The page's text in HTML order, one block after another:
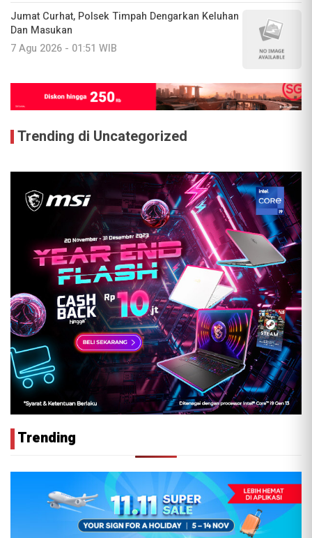
Jumat Curhat, Polsek Timpah Dengarkan Keluhan
Dan Masukan
7 Agu 2026 - 01:51 WIB
Trending di Uncategorized
Trending